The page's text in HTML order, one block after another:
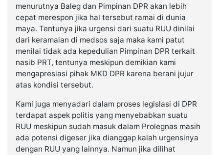
menurutnya Baleg dan Pimpinan DPR akan lebih
cepat merespon jika hal tersebut ramai di dunia
maya. Tentunya jika urgensi dari suatu RUU dinilai
dari keramaian di medsos saja maka kami patut
menilai tidak ada kepedulian Pimpinan DPR terkait
nasib PRT, tentunya meskipun demikian kami
mengapresiasi pihak MKD DPR karena berani jujur
atas kondisi tersebut.
Kami juga menyadari dalam proses legislasi di DPR
terdapat aspek politis yang menyebabkan suatu
RUU meskipun sudah masuk dalam Prolegnas masih
ada potensi digeser jika dianggap kalah urgensinya
dengan RUU yang lainnya. Namun jika dilihat